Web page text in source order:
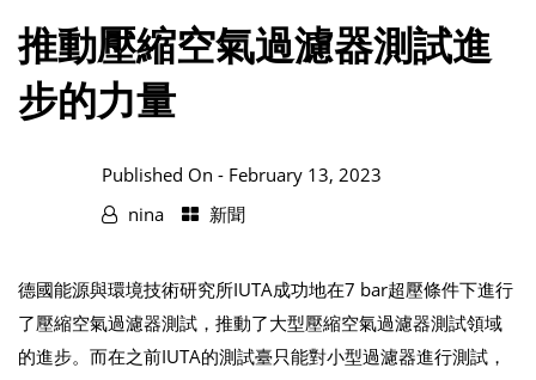
推動壓縮空氣過濾器測試進
步的力量
Published On - February 13, 2023
nina
新聞
德國能源與環境技術研究所IUTA成功地在7 bar超壓條件下進行
了壓縮空氣過濾器測試，推動了大型壓縮空氣過濾器測試領域
的進步。而在之前IUTA的測試臺只能對小型過濾器進行測試，